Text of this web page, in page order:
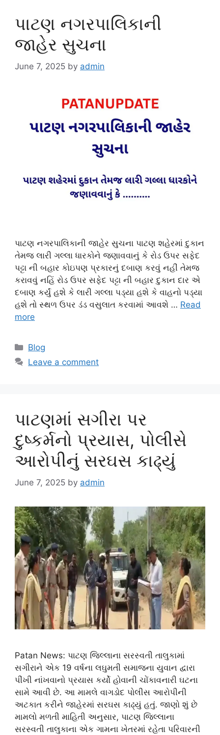
પાટણ નગરપાલિકાની
જાહેર સુચના
June 7, 2025 by admin
પાટણ નગરપાલિકાની જાહેર સુચના પાટણ શહેરમાં દુકાન
તેમજ લારી ગલ્લા ધારકોને જણાવવાનું કે રોડ ઉપર સફેદ
પટ્ટા ની બહાર કોઇપણ પ્રકારનું દબાણ કરવું નહીં તેમજ
કરાવવું નહિં રોડ ઉપર સફેદ પટ્ટા ની બહાર દુકાન દાર એ
દબાણ કર્યું હશે કે લારી ગલ્લા પડ્યા હશે કે વાહનો પડ્યા
હશે તો સ્થળ ઉપર ડંડ વસુલાત કરવામાં આવશે … Read
more
Categories
Blog
Leave a comment
પાટણમાં સગીરા પર
દુષ્કર્મનો પ્રયાસ, પોલીસે
આરોપીનું સરઘસ કાઢ્યું
June 7, 2025 by admin
Patan News: પાટણ જિલ્લાના સરસ્વતી તાલુકામાં
સગીરાને એક 19 વર્ષના લઘુમતી સમાજના યુવાન દ્વારા
પીંખી નાંખવાનો પ્રયાસ કર્યો હોવાની ચોંકાવનારી ઘટના
સામે આવી છે. આ મામલે વાગડોદ પોલીસ આરોપીની
અટકાત કરીને જાહેરમાં સરઘસ કાઢ્યું હતું. જાણો શું છે
મામલો મળતી માહિતી અનુસાર, પાટણ જિલ્લાના
સરસ્વતી તાલુકાના એક ગામના ખેતરમાં રહેતા પરિવારની